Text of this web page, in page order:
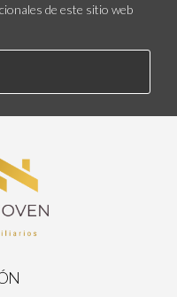
de este sitio web